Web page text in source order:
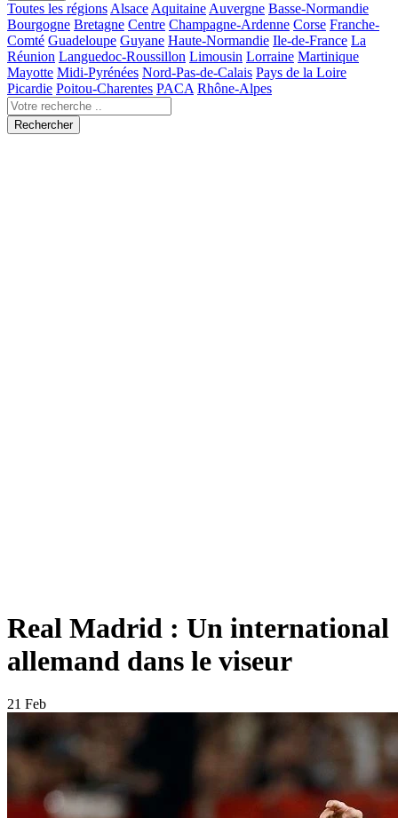
Toutes les régions Alsace Aquitaine Auvergne Basse-Normandie
Bourgogne Bretagne Centre Champagne-Ardenne Corse Franche-
Comté Guadeloupe Guyane Haute-Normandie Ile-de-France La
Réunion Languedoc-Roussillon Limousin Lorraine Martinique
Mayotte Midi-Pyrénées Nord-Pas-de-Calais Pays de la Loire
Picardie Poitou-Charentes PACA Rhône-Alpes
Rechercher
Real Madrid : Un international
allemand dans le viseur
21 Feb